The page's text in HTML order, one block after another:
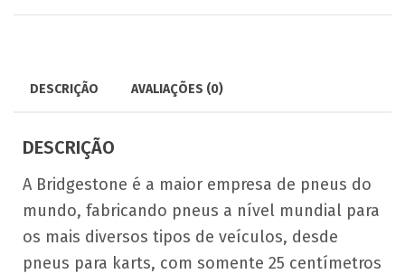
DESCRIÇÃO AVALIAÇÕES (0)
DESCRIÇÃO
A Bridgestone é a maior empresa de pneus do
mundo, fabricando pneus a nível mundial para
os mais diversos tipos de veículos, desde
pneus para karts, com somente 25 centímetros